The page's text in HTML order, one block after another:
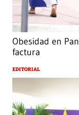
Obesidad en
factura
EDITORIAL